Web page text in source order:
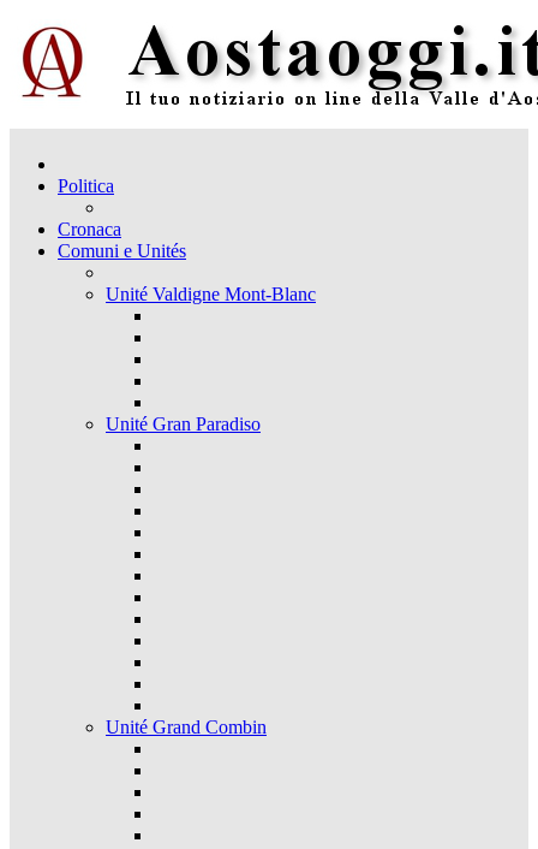
Politica
Cronaca
Comuni e Unités
Unité Valdigne Mont-Blanc
Unité Gran Paradiso
Unité Grand Combin